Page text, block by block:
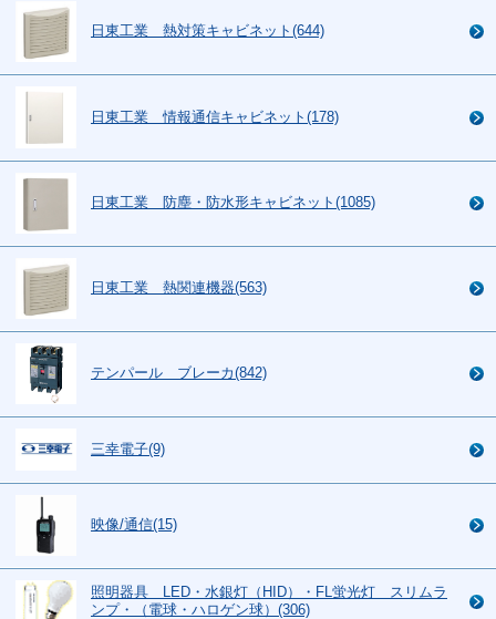
日東工業 熱対策キャビネット(644)
日東工業 情報通信キャビネット(178)
日東工業 防塵・防水形キャビネット(1085)
日東工業 熱関連機器(563)
テンパール ブレーカ(842)
三幸電子(9)
映像/通信(15)
照明器具 LED・水銀灯（HID）・FL蛍光灯 スリムラ
ンプ・（電球・ハロゲン球）(306)